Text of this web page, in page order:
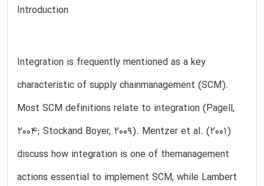
Introduction
Integration is frequently mentioned as a key
characteristic of supply chainmanagement (SCM).
Most SCM definitions relate to integration (Pagell,
2004; Stockand Boyer, 2009). Mentzer et al. (2001)
discuss how integration is one of themanagement
actions essential to implement SCM, while Lambert